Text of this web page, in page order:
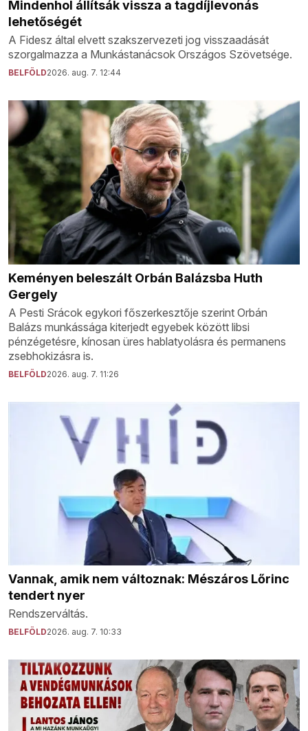
Mindenhol állítsák vissza a tagdíjlevonás
lehetőségét
A Fidesz által elvett szakszervezeti jog visszaadását
szorgalmazza a Munkástanácsok Országos Szövetsége.
BELFÖLD2026. aug. 7. 12:44
Keményen beleszált Orbán Balázsba Huth
Gergely
A Pesti Srácok egykori főszerkesztője szerint Orbán
Balázs munkássága kiterjedt egyebek között libsi
pénzégetésre, kínosan üres hablatyolásra és permanens
zsebhokizásra is.
BELFÖLD2026. aug. 7. 11:26
Vannak, amik nem változnak: Mészáros Lőrinc
tendert nyer
Rendszerváltás.
BELFÖLD2026. aug. 7. 10:33